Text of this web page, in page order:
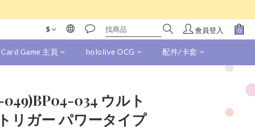
$ 會員登入
Game 主頁 hololive OCG 配件/卡套
034 ウルト
リガー パワータイプ